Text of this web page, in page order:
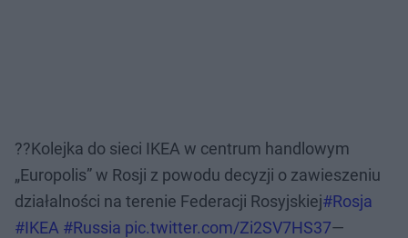
??Kolejka do sieci IKEA w centrum handlowym
„Europolis” w Rosji z powodu decyzji o zawieszeniu
działalności na terenie Federacji Rosyjskiej#Rosja
#IKEA #Russia pic.twitter.com/Zi2SV7HS37—